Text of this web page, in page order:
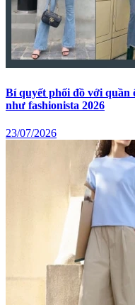
Bí quyết phối đồ với quần
như fashionista 2026
23/07/2026